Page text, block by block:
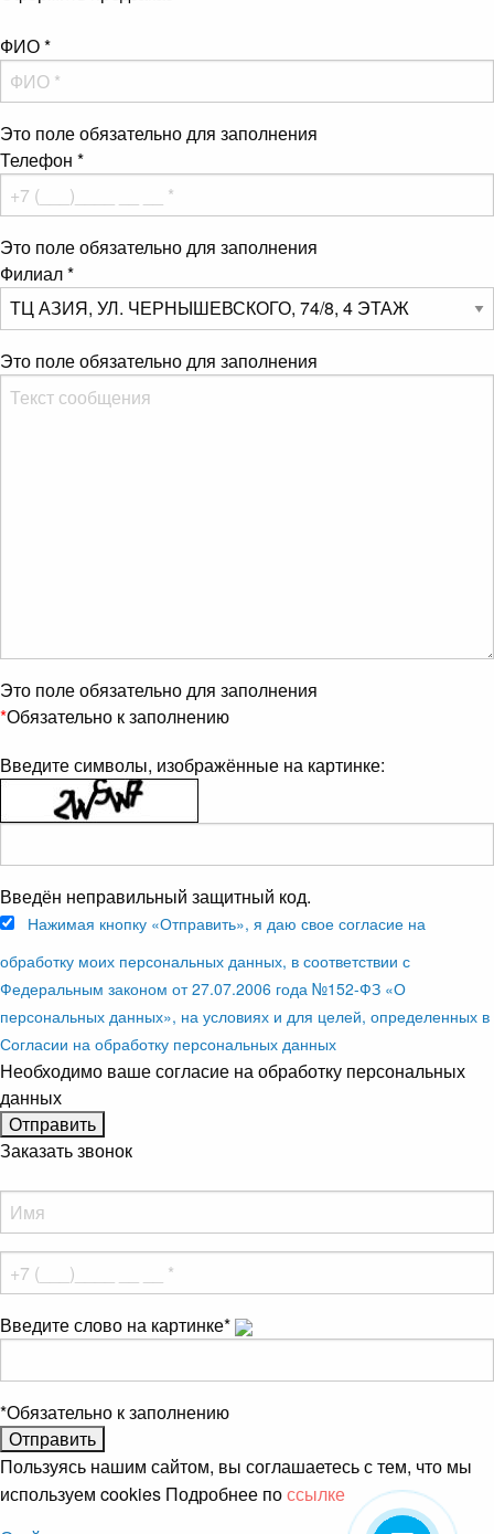
ФИО*
Это поле обязательно для заполнения
Телефон *
Это поле обязательно для заполнения
Филиал*
Это поле обязательно для заполнения
Это поле обязательно для заполнения
*Обязательно к заполнению
Введите символы, изображённые на картинке:
Введён неправильный защитный код.
Нажимая кнопку «Отправить», я даю свое согласие на
обработку моих персональных данных, в соответствии с
Федеральным законом от 27.07.2006 года №152-ФЗ «О
персональных данных», на условиях и для целей, определенных в
Согласии на обработку персональных данных
Необходимо ваше согласие на обработку персональных
данных
Заказать звонок
Введите слово на картинке*
*Обязательно к заполнению
Пользуясь нашим сайтом, вы соглашаетесь с тем, что мы
используем cookies Подробнее поссылке